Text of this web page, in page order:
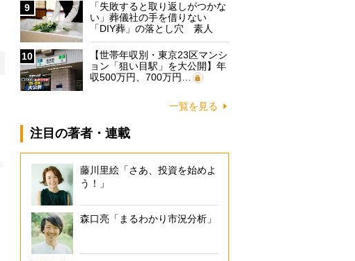
9
「失敗すると取り返しがつかな
い」葬儀社の手を借りない
「DIY葬」の落とし穴 素人
に…
10
【世帯年収別・東京23区マンシ
ョン「狙い目駅」を大公開】年
収500万円、700万円…
一覧を見る
注目の著者・連載
藤川里絵「さあ、投資を始めよ
う！」
森口亮「まるわかり市況分析」